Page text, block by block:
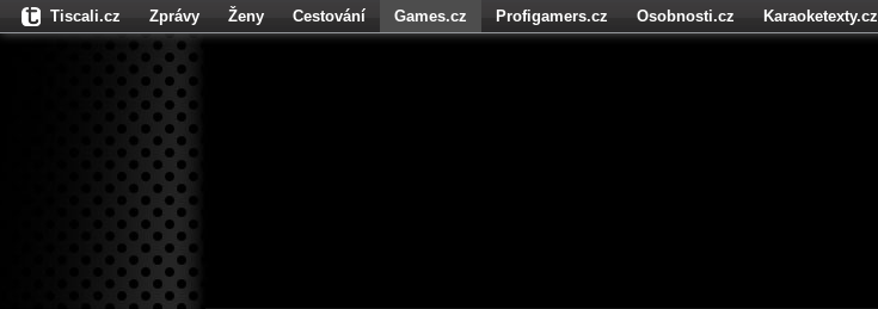
Tiscali.cz Zprávy Ženy Cestování Games.cz Profigamers.cz Osobnosti.cz Karaoketexty.cz
Fights.cz